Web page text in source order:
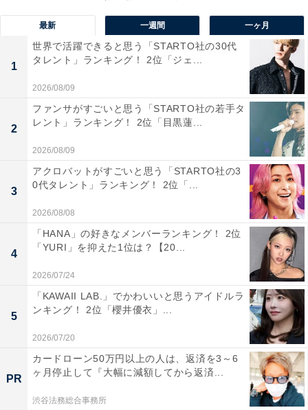
1位：B'z
最新 一週間 一ヶ月
1
世界で活躍できると思う「STARTO社の30代
タレント」ランキング！ 2位「ジェ...
2026/08/09
2
ファンサがすごいと思う「STARTO社の若手タ
レント」ランキング！ 2位「目黒蓮...
2026/08/09
3
アクロバットがすごいと思う「STARTO社の3
0代タレント」ランキング！ 2位「...
2026/08/08
4
「HANA」の好きなメンバーランキング！ 2位
「YURI」を抑えた1位は？【20...
2026/07/24
5
「KAWAII LAB.」でかわいいと思うアイドルラ
ンキング！ 2位「櫻井優衣」...
2026/07/20
PR
カードローン50万円以上の人は、返済を3～6
ヶ月停止して『大幅に減額してから返済...
渋谷法務総合事務所